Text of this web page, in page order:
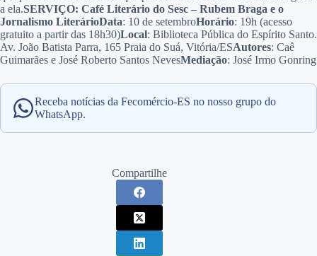
a ela.SERVIÇO: Café Literário do Sesc – Rubem Braga e o
Jornalismo LiterárioData: 10 de setembroHorário: 19h (acesso
gratuito a partir das 18h30)Local: Biblioteca Pública do Espírito Santo.
Av. João Batista Parra, 165 Praia do Suá, Vitória/ESAutores: Caê
Guimarães e José Roberto Santos NevesMediação: José Irmo Gonring
Receba notícias da Fecomércio-ES no nosso grupo do
WhatsApp.
Compartilhe